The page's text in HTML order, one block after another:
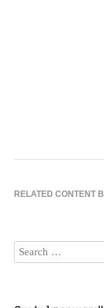
RELATED CONTENT